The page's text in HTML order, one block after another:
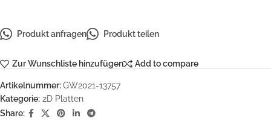
Produkt anfragen Produkt teilen
Zur Wunschliste hinzufügen Add to compare
Artikelnummer:GW2021-13757
Kategorie: 2D Platten
Share: